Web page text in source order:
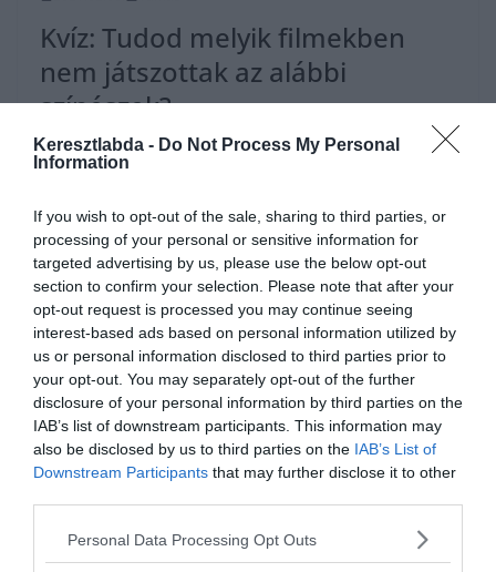
Keresztlabda - Do Not Process My Personal
Information
If you wish to opt-out of the sale, sharing to third parties, or
processing of your personal or sensitive information for
targeted advertising by us, please use the below opt-out
section to confirm your selection. Please note that after your
opt-out request is processed you may continue seeing
interest-based ads based on personal information utilized by
us or personal information disclosed to third parties prior to
your opt-out. You may separately opt-out of the further
disclosure of your personal information by third parties on the
IAB’s list of downstream participants. This information may
also be disclosed by us to third parties on the IAB’s List of
Downstream Participants that may further disclose it to other
Personal Data Processing Opt Outs
Kvíz: Tudod melyik filmekben
nem játszottak az alábbi
színészek?
Ha érdekelnek további kvízek itt megtalálod őket, illetve
csatlakozhatsz Facebook csoportunkhoz is. Mielőtt lelépsz ne
ötleted?
Read More